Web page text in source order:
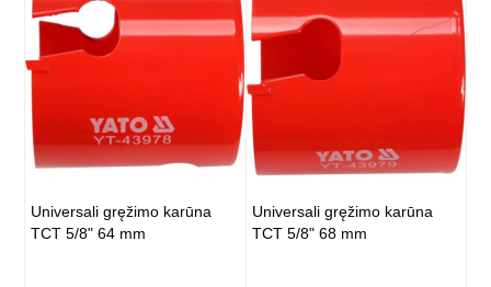
Universali gręžimo karūna
TCT 5/8" 64 mm
Universali gręžimo karūna
TCT 5/8" 68 mm